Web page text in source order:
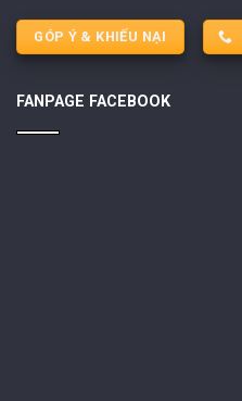
GÓP Ý & KHIẾU NẠI
FANPAGE FACEBOOK